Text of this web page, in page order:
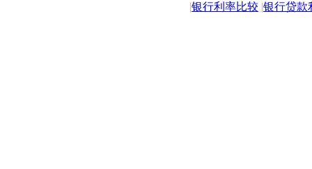
|银行利率比较 |银行贷款